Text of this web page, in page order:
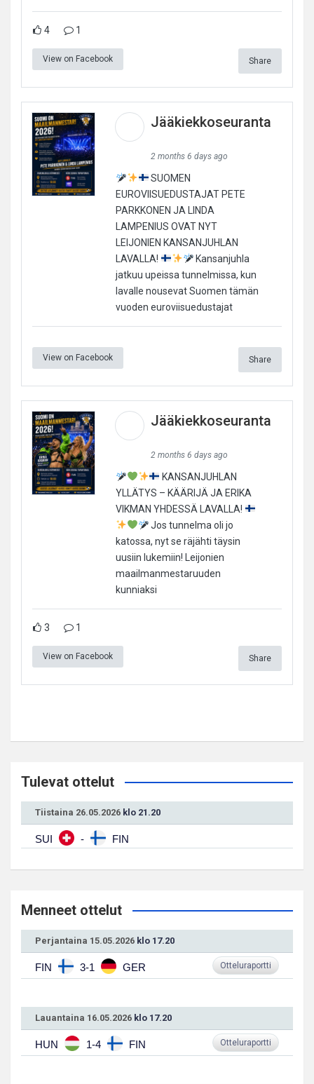
4 1
View on Facebook Share
Jääkiekkoseuranta
2 months 6 days ago
SUOMEN
EUROVIISUEDUSTAJAT PETE
PARKKONEN JA LINDA
LAMPENIUS OVAT NYT
LEIJONIEN KANSANJUHLAN
LAVALLA!
Kansanjuhla
jatkuu upeissa tunnelmissa, kun
lavalle nousevat Suomen tämän
vuoden euroviisuedustajat
View on Facebook Share
Jääkiekkoseuranta
2 months 6 days ago
KANSANJUHLAN
YLLÄTYS – KÄÄRIJÄ JA ERIKA
VIKMAN YHDESSÄ LAVALLA!
Jos tunnelma oli jo
katossa, nyt se räjähti täysin
uusiin lukemiin! Leijonien
maailmanmestaruuden
kunniaksi
3 1
View on Facebook Share
Tulevat ottelut
Tiistaina 26.05.2026 klo 21.20
SUI - FIN
Menneet ottelut
Perjantaina 15.05.2026 klo 17.20
FIN 3-1 GER Otteluraportti
Lauantaina 16.05.2026 klo 17.20
HUN 1-4 FIN Otteluraportti